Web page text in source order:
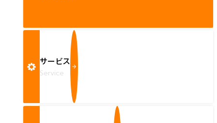
サービス
Service